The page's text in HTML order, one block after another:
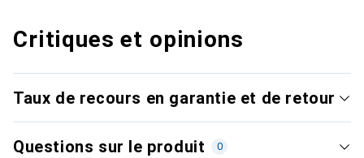
Critiques et opinions
Taux de recours en garantie et de retour
Questions sur le produit 0